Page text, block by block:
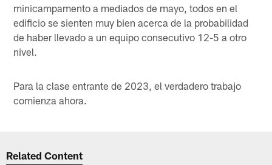
minicampamento a mediados de mayo, todos en el
edificio se sienten muy bien acerca de la probabilidad
de haber llevado a un equipo consecutivo 12-5 a otro
nivel.
Para la clase entrante de 2023, el verdadero trabajo
comienza ahora.
Related Content